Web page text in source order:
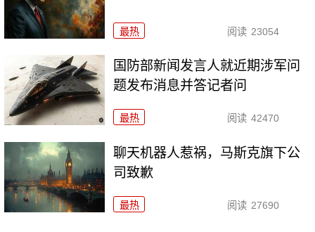
最热 阅读 23054
国防部新闻发言人就近期涉军问
题发布消息并答记者问
最热 阅读 42470
聊天机器人惹祸，马斯克旗下公
司致歉
最热 阅读 27690